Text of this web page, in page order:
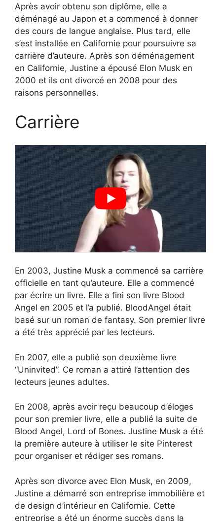
Après avoir obtenu son diplôme, elle a
déménagé au Japon et a commencé à donner
des cours de langue anglaise. Plus tard, elle
s’est installée en Californie pour poursuivre sa
carrière d’auteure. Après son déménagement
en Californie, Justine a épousé Elon Musk en
2000 et ils ont divorcé en 2008 pour des
raisons personnelles.
Carrière
En 2003, Justine Musk a commencé sa carrière
officielle en tant qu’auteure. Elle a commencé
par écrire un livre. Elle a fini son livre Blood
Angel en 2005 et l’a publié. BloodAngel était
basé sur un roman de fantasy. Son premier livre
a été très apprécié par les lecteurs.
En 2007, elle a publié son deuxième livre
“Uninvited”. Ce roman a attiré l’attention des
lecteurs jeunes adultes.
En 2008, après avoir reçu beaucoup d’éloges
pour son premier livre, elle a publié la suite de
Blood Angel, Lord of Bones. Justine Musk a été
la première auteure à utiliser le site Pinterest
pour organiser et rédiger ses romans.
Après son divorce avec Elon Musk, en 2009,
Justine a démarré son entreprise immobilière et
de design d’intérieur en Californie. Cette
entreprise a été un énorme succès dans la